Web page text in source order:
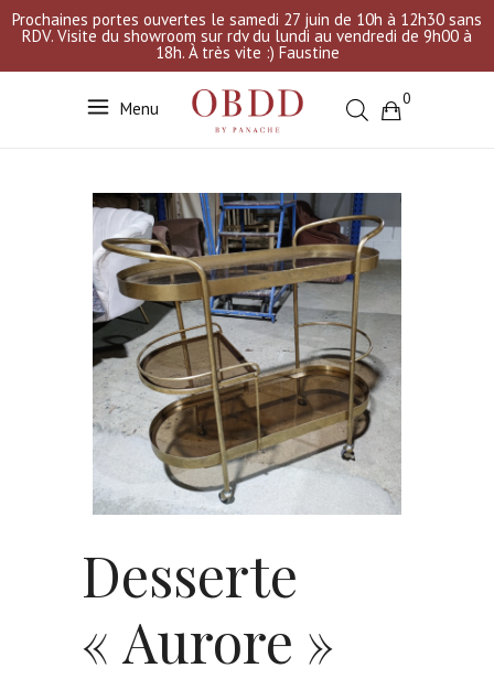
Prochaines portes ouvertes le samedi 27 juin de 10h à 12h30 sans
RDV. Visite du showroom sur rdv du lundi au vendredi de 9h00 à
18h. À très vite :) Faustine
Menu
0
Desserte
« Aurore »